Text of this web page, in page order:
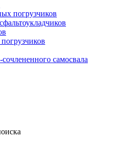
погрузчиков
самосвала